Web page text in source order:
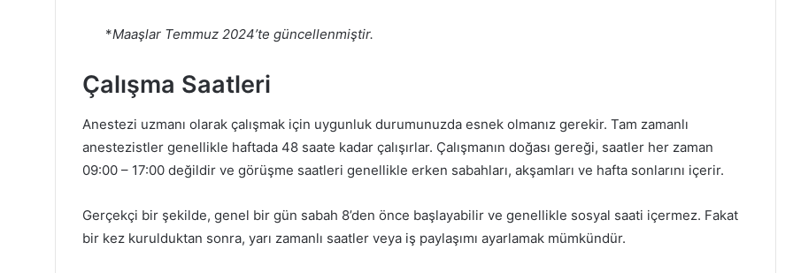
*Maaşlar Temmuz 2024’te güncellenmiştir.
Çalışma Saatleri
Anestezi uzmanı olarak çalışmak için uygunluk durumunuzda esnek olmanız gerekir. Tam zamanlı
anestezistler genellikle haftada 48 saate kadar çalışırlar. Çalışmanın doğası gereği, saatler her zaman
09:00 – 17:00 değildir ve görüşme saatleri genellikle erken sabahları, akşamları ve hafta sonlarını içerir.
Gerçekçi bir şekilde, genel bir gün sabah 8’den önce başlayabilir ve genellikle sosyal saati içermez. Fakat
bir kez kurulduktan sonra, yarı zamanlı saatler veya iş paylaşımı ayarlamak mümkündür.